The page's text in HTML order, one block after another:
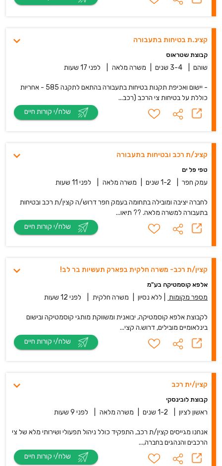
קצינ.ת בטיחות בתעבורה
קבוצת שטראוס
שוהם 3-4 שנים משרה מלאה לפני 17 שעות
- יישום ואכיפת תקנות בטיחות בתעבורה בהתאם לתקנה 585 - אחריות
כוללת על בטיחות צי הרכב (רכב...
קצינ/ת רכב ובטיחות בתעבורה
טפי פל ים
עמק חפר 1-2 שנים משרה מלאה לפני 11 שעות
לחברה יציבה ומובילה בתחומה בעמק חפר דרוש/ה קצין/ת רכב ובטיחות
בתעבורה למשרה מלאה. ?? תיאו...
קצין/ת רכב- משרה חלקית בפארק תעשיות בר לב!
אלפא קוסמטיקה בע"מ
מספר מקומות ללא נסיון משרה חלקית לפני 12 שעות
לקבוצת אלפא קוסמטיקה, יבואנית ומשווקת מותגי קוסמטיקה ובישום
בינלאומיים מובילים, דרוש.ה קצי...
קצין/ית רכב
קבוצת לובינסקי
ראשון לציון 1-2 שנים משרה מלאה לפני 9 שעות
אנחנו מגייסים קצין/ת רכב, התפקיד כולל ניהול תפעולי ושירותי מלא של צי
הרכבים והנהגים בחברה,...